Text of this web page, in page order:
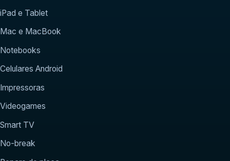
iPad e Tablet
Mac e MacBook
Notebooks
Celulares Android
Impressoras
Videogames
Smart TV
No-break